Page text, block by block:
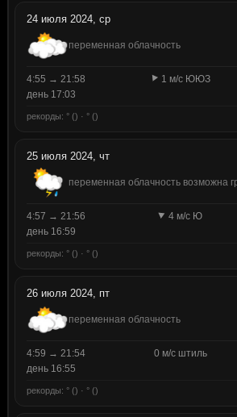
24 июля 2024, ср
переменная облачность
4:55 → 21:58
1 м/с ЮЮЗ
день 17:03
рекорды: ° () · ° ()
25 июля 2024, чт
переменная облачность возможна
4:57 → 21:56
4 м/с Ю
день 16:59
рекорды: ° () · ° ()
26 июля 2024, пт
переменная облачность
4:59 → 21:54
0 м/с штиль
день 16:55
рекорды: ° () · ° ()